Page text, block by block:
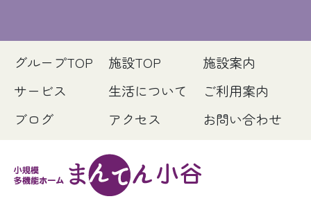
グループTOP 施設TOP
施設案内
サービス
生活について
ご利用案内
ブログ
アクセス お問い合わせ